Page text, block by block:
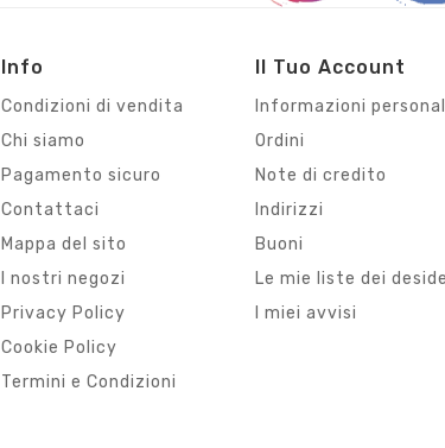
Info
Condizioni di vendita
Chi siamo
Pagamento sicuro
Contattaci
Mappa del sito
I nostri negozi
Privacy Policy
Cookie Policy
Termini e Condizioni
Il Tuo Account
Informazioni
Ordini
Note di credito
Indirizzi
Buoni
Le mie liste dei
I miei avvisi